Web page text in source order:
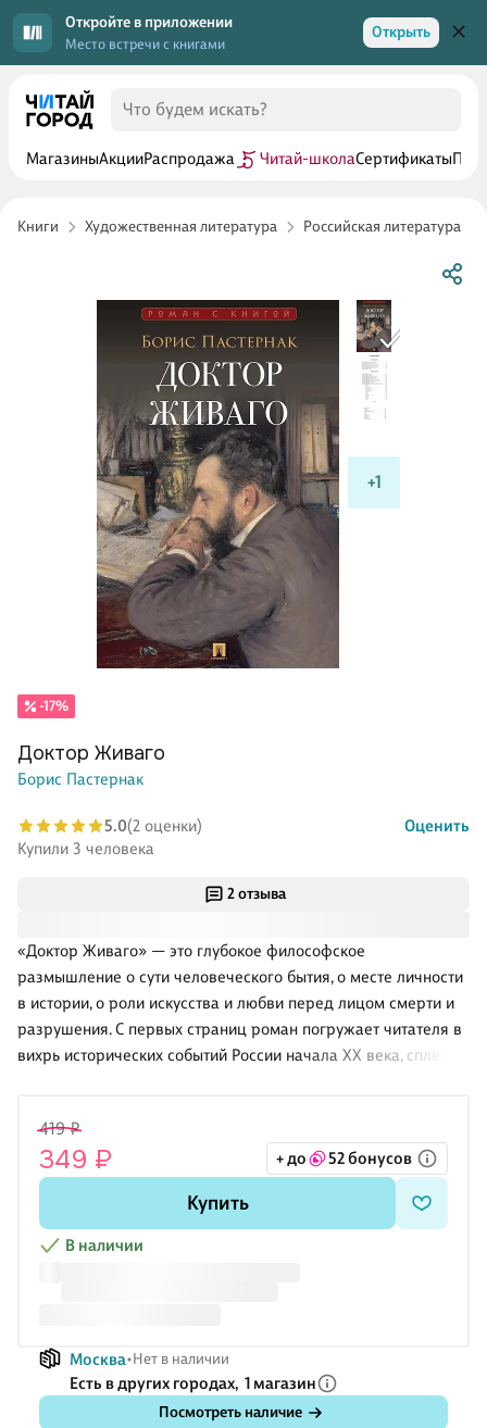
Откройте в приложении
Место встречи с книгами
Открыть
МагазиныАкцииРаспродажа Читай-школаСертификаты
Книги Художественная литература Российская литература
+1
2 отзыва
«Доктор Живаго» — это глубокое философское
размышление о сути человеческого бытия, о месте личности
в истории, о роли искусства и любви перед лицом смерти и
разрушения. С первых страниц роман погружает читателя в
вихрь исторических событий России начала XX века, сплетая
хаоса гражданской войны? Где найти уголок покоя в
кромешной тьме? И можно ли встретить любовь в страшную
эпоху перемен, когда старый мир рушится, уступая место
новому, жестокому и непредсказуемому? «Доктор Живаго»
— произведение, которое напоминает всем нам о хрупкости
-17%
Доктор Живаго
Борис Пастернак
5.0(2 оценки)
Оценить
Купили 3 человека
419 ₽
349 ₽ + до 52 бонусов
Купить
В наличии
Москва Нет в наличии
Есть в других городах, 1 магазин
Посмотреть наличие